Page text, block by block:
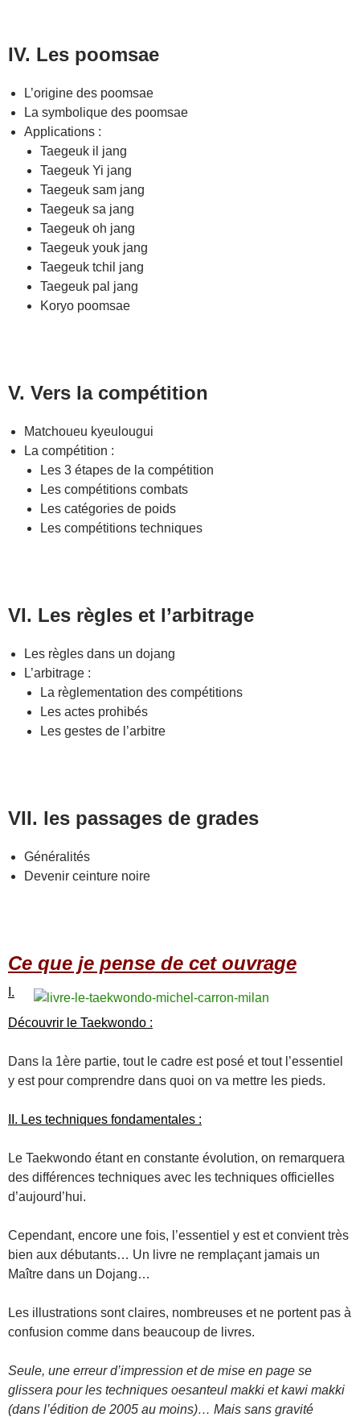
IV. Les poomsae
L’origine des poomsae
La symbolique des poomsae
Applications :
Taegeuk il jang
Taegeuk Yi jang
Taegeuk sam jang
Taegeuk sa jang
Taegeuk oh jang
Taegeuk youk jang
Taegeuk tchil jang
Taegeuk pal jang
Koryo poomsae
V. Vers la compétition
Matchoueu kyeulougui
La compétition :
Les 3 étapes de la compétition
Les compétitions combats
Les catégories de poids
Les compétitions techniques
VI. Les règles et l’arbitrage
Les règles dans un dojang
L’arbitrage :
La règlementation des compétitions
Les actes prohibés
Les gestes de l’arbitre
VII. les passages de grades
Généralités
Devenir ceinture noire
Ce que je pense de cet ouvrage
I.
Découvrir le Taekwondo :
Dans la 1ère partie, tout le cadre est posé et tout l’essentiel
y est pour comprendre dans quoi on va mettre les pieds.
II. Les techniques fondamentales :
Le Taekwondo étant en constante évolution, on remarquera
des différences techniques avec les techniques officielles
d’aujourd’hui.
Cependant, encore une fois, l’essentiel y est et convient très
bien aux débutants… Un livre ne remplaçant jamais un
Maître dans un Dojang…
Les illustrations sont claires, nombreuses et ne portent pas à
confusion comme dans beaucoup de livres.
Seule, une erreur d’impression et de mise en page se
glissera pour les techniques oesanteul makki et kawi makki
(dans l’édition de 2005 au moins)… Mais sans gravité